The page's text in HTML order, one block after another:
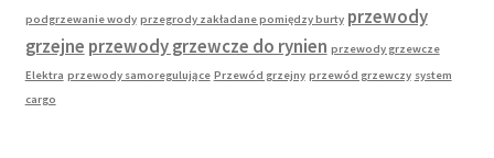
podgrzewanie wody przegrody zakładane pomiędzy burty przewody
grzejne przewody grzewcze do rynien przewody grzewcze
Elektra przewody samoregulujące Przewód grzejny przewód grzewczy system
cargo